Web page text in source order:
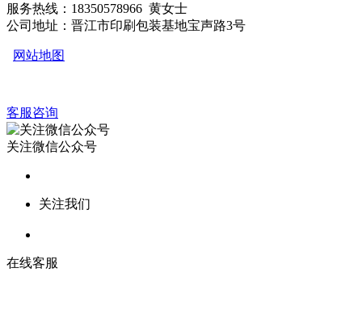
服务热线：18350578966 黄女士
公司地址：晋江市印刷包装基地宝声路3号
网站地图
客服咨询
关注微信公众号
关注我们
在线客服